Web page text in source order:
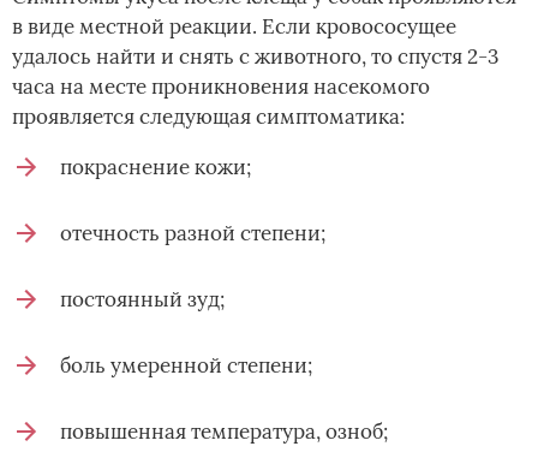
в виде местной реакции. Если кровососущее
удалось найти и снять с животного, то спустя 2-3
часа на месте проникновения насекомого
проявляется следующая симптоматика:
покраснение кожи;
отечность разной степени;
постоянный зуд;
боль умеренной степени;
повышенная температура, озноб;